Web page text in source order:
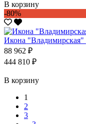
В корзину
-80%
Икона "Владимирская"
88 962 ₽
444 810 ₽
В корзину
1
2
3